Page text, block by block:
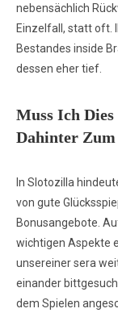
nebensächlich
Einzelfall, statt oft.
Bestandes inside
dessen eher tief.
Muss Ich
Dahinter Zum
In Slotozilla
von gute
Bonusangebote.
wichtigen Aspekte
unsereiner sera
einander
dem Spielen